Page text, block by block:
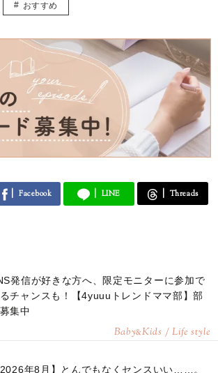
おすすめ
Facebook LINE Threads
発信が好きな方へ、限定モニターに参加で
チャンスも！【4yuuuトレンドママ部】部
集中
Baby&Kids / Life style
2026年8月】とんでもなくセンスいい……。